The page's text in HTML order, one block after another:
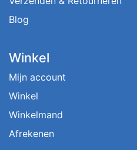
Blog
Winkel
Mijn account
Winkel
Winkelmand
Afrekenen